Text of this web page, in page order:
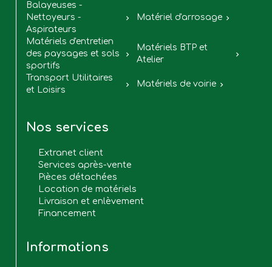
Balayeuses -
Nettoyeurs -
Aspirateurs
 Matériel d'arrosage 
Matériels d'entretien
des paysages et sols
sportifs

Matériels BTP et
Atelier

Transport Utilitaires
et Loisirs
 Matériels de voirie 
Nos services
Extranet client
Services après-vente
Pièces détachées
Location de matériels
Livraison et enlèvement
Financement
Informations